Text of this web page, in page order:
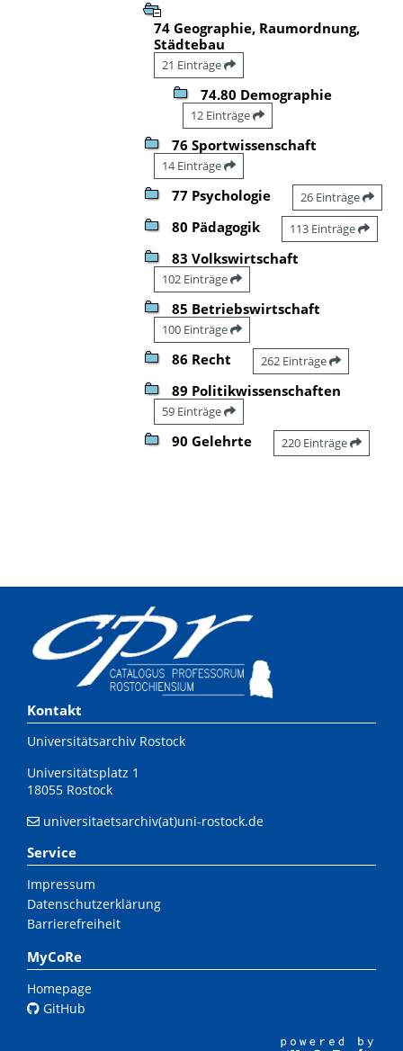
74 Geographie, Raumordnung,
Städtebau
21 Einträge
74.80 Demographie
12 Einträge
76 Sportwissenschaft
14 Einträge
77 Psychologie 26 Einträge
80 Pädagogik 113 Einträge
83 Volkswirtschaft
102 Einträge
85 Betriebswirtschaft
100 Einträge
86 Recht 262 Einträge
89 Politikwissenschaften
59 Einträge
90 Gelehrte 220 Einträge
Kontakt
Universitätsarchiv Rostock
Universitätsplatz 1
18055 Rostock
universitaetsarchiv(at)uni-rostock.de
Service
Impressum
Datenschutzerklärung
Barrierefreiheit
MyCoRe
Homepage
GitHub